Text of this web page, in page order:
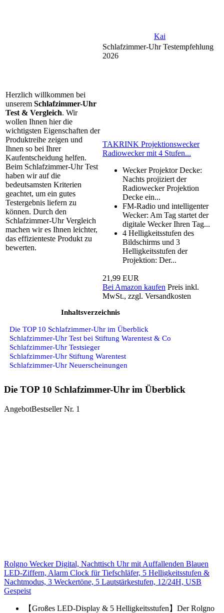
Kai
Herzlich willkommen bei
unserem Schlafzimmer-Uhr
Test & Vergleich. Wir
wollen Ihnen hier die
wichtigsten Eigenschaften der
Produktreihe zeigen und
Ihnen so bei Ihrer
Kaufentscheidung helfen.
Beim Schlafzimmer-Uhr Test
haben wir auf die
bedeutsamsten Kriterien
geachtet, um ein gutes
Testergebnis liefern zu
können. Durch den
Schlafzimmer-Uhr Vergleich
machen wir es Ihnen leichter,
das effizienteste Produkt zu
bewerten.
Schlafzimmer-Uhr Testempfehlung
2026
TAKRINK Projektionswecker
Radiowecker mit 4 Stufen...
Wecker Projektor Decke:
Nachts projiziert der
Radiowecker Projektion
Decke ein...
FM-Radio und intelligenter
Wecker: Am Tag startet der
digitale Wecker Ihren Tag...
4 Helligkeitsstufen des
Bildschirms und 3
Helligkeitsstufen der
Projektion: Der...
21,99 EUR
Bei Amazon kaufen Preis inkl.
MwSt., zzgl. Versandkosten
Inhaltsverzeichnis
Die TOP 10 Schlafzimmer-Uhr im Überblick
Schlafzimmer-Uhr Test bei Stiftung Warentest & Co
Schlafzimmer-Uhr Testsieger
Schlafzimmer-Uhr Stiftung Warentest
Schlafzimmer-Uhr Neuerscheinungen
Die TOP 10 Schlafzimmer-Uhr im Überblick
AngebotBestseller Nr. 1
Rolgno Wecker Digital, Nachttisch Uhr mit Auffallenden Blauen
LED-Ziffern, Alarm Clock für Tiefschläfer, 5 Helligkeitsstufen &
Nachtmodus, 3 Weckertöne, 5 Lautstärkestufen, 12/24H, USB
Gespeist
【Großes LED-Display & 5 Helligkeitsstufen】Der Rolgno